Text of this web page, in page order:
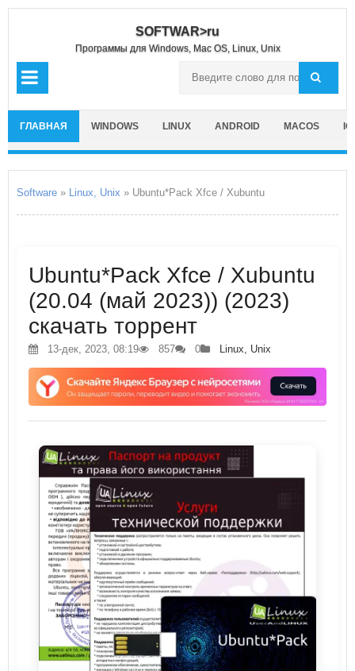
SOFTWAR>ru
Программы для Windows, Mac OS, Linux, Unix
ГЛАВНАЯ WINDOWS LINUX ANDROID MACOS
Software » Linux, Unix » Ubuntu*Pack Xfce / Xubuntu
Ubuntu*Pack Xfce / Xubuntu
(20.04 (май 2023)) (2023)
скачать торрент
13-дек, 2023, 08:19 857 0 Linux, Unix